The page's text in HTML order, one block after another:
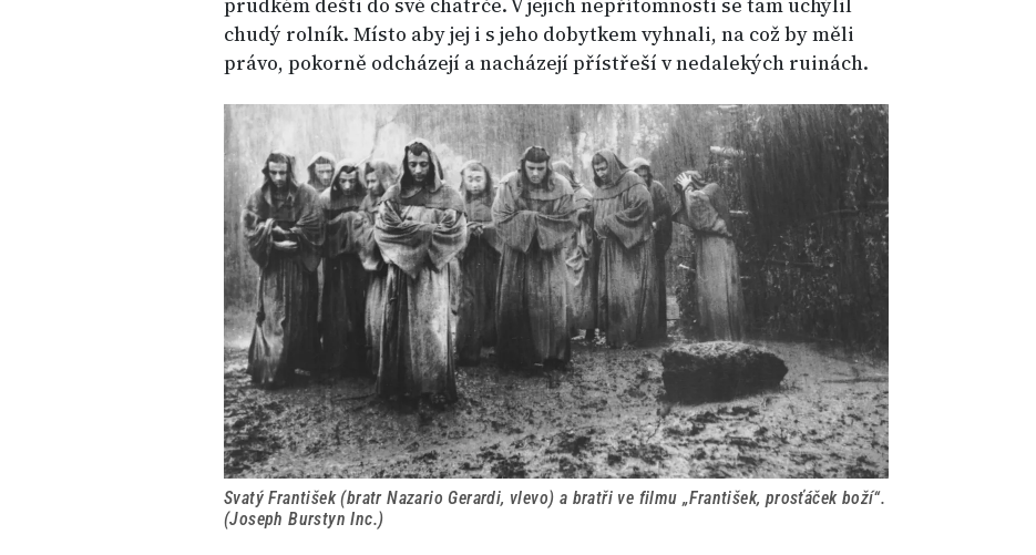
prudkém dešti do své chatrče. V jejich nepřítomnosti se tam uchýlil
chudý rolník. Místo aby jej i s jeho dobytkem vyhnali, na což by měli
právo, pokorně odcházejí a nacházejí přístřeší v nedalekých ruinách.
Svatý František (bratr Nazario Gerardi, vlevo) a bratři ve filmu „František, prosťáček boží“.
(Joseph Burstyn Inc.)